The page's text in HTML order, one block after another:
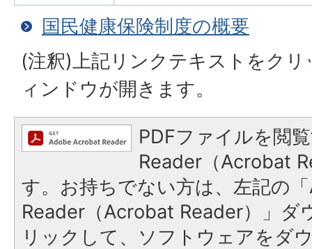
国民健康保険制度の概要
(注釈)上記リンクテキストをク
ィンドウが開きます。
PDFファイルを閲
Reader（Acrobat
す。お持ちでない方は、左記の
Reader（Acrobat Reader）」ダ
リックして、ソフトウェアをダ